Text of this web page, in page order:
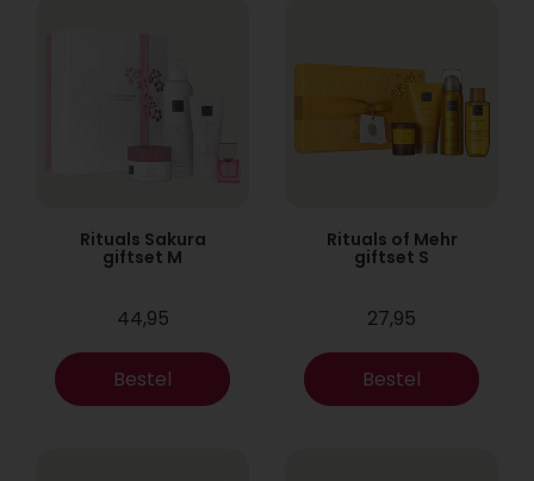
Rituals Sakura
giftset M
44,95
Bestel
Rituals of Mehr
giftset S
27,95
Bestel